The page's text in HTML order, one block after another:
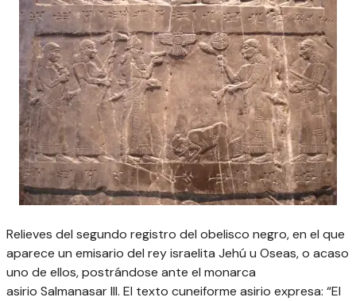
Relieves del segundo registro del obelisco negro, en el que
aparece un emisario del rey israelita Jehú u Oseas, o acaso
uno de ellos, postrándose ante el monarca
asirio Salmanasar III. El texto cuneiforme asirio expresa: “El